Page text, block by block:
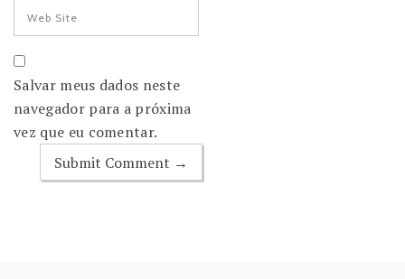
Salvar meus dados neste
navegador para a próxima
vez que eu comentar.